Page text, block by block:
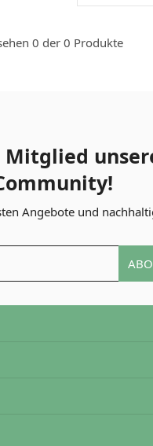
0 der 0 Produkte
Mitglied
Angebote und